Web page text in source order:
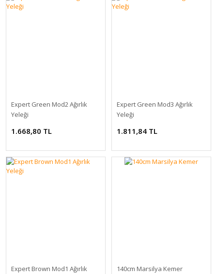
Expert Green Mod2 Ağırlık
Yeleği
1.668,80 TL
Expert Green Mod3 Ağırlık
Yeleği
1.811,84 TL
Expert Brown Mod1 Ağırlık
140cm Marsilya Kemer